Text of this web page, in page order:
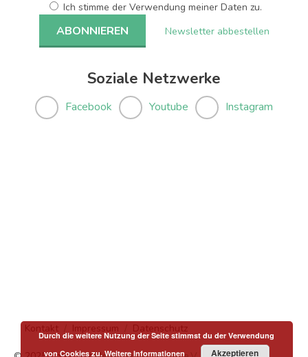
Ich stimme der Verwendung meiner Daten zu.
Newsletter abbestellen
Soziale Netzwerke
Facebook Youtube Instagram
Kontakt Impressum Datenschutz
Durch die weitere Nutzung der Seite stimmst du der Verwendung
von Cookies zu.Weitere Informationen Akzeptieren